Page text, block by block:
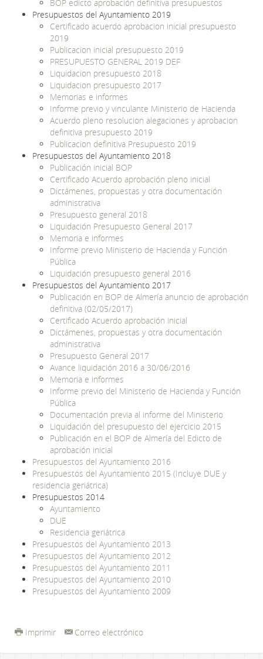
BOP edicto aprobación definitiva presupuestos
Presupuestos del Ayuntamiento 2019
Certificado acuerdo aprobacion inicial presupuesto
2019
Publicacion inicial presupuesto 2019
PRESUPUESTO GENERAL 2019 DEF
Liquidacion presupuesto 2018
Liquidacion presupuesto 2017
Memorias e informes
Informe previo y vinculante Ministerio de Hacienda
Acuerdo pleno resolucion alegaciones y aprobacion
definitiva presupuesto 2019
Publicacion definitiva Presupuesto 2019
Presupuestos del Ayuntamiento 2018
Publicación inicial BOP
Certificado Acuerdo aprobación pleno inicial
Dictámenes, propuestas y otra documentación
administrativa
Presupuesto general 2018
Liquidación Presupuesto General 2017
Memoria e informes
Informe previo Ministerio de Hacienda y Función
Pública
Liquidación presupuesto general 2016
Presupuestos del Ayuntamiento 2017
Publicación en BOP de Almería anuncio de aprobación
definitiva (02/05/2017)
Certificado Acuerdo aprobación inicial
Dictámenes, propuestas y otra documentación
administrativa
Presupuesto General 2017
Avance liquidación 2016 a 30/06/2016
Memoria e informes
Informe previo del Ministerio de Hacienda y Función
Pública
Documentación previa al informe del Ministerio
Liquidación del presupuesto del ejercicio 2015
Publicación en el BOP de Almería del Edicto de
aprobación inicial
Presupuestos del Ayuntamiento 2016
Presupuestos del Ayuntamiento 2015 (Incluye DUE y
residencia geriátrica)
Presupuestos 2014
Ayuntamiento
DUE
Residencia geriátrica
Presupuestos del Ayuntamiento 2013
Presupuestos del Ayuntamiento 2012
Presupuestos del Ayuntamiento 2011
Presupuestos del Ayuntamiento 2010
Presupuestos del Ayuntamiento 2009
Imprimir Correo electrónico